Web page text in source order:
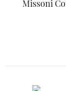
Missoni